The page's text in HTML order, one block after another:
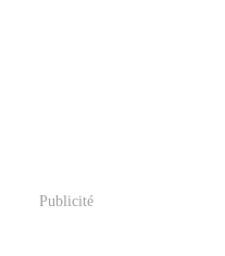
Publicité